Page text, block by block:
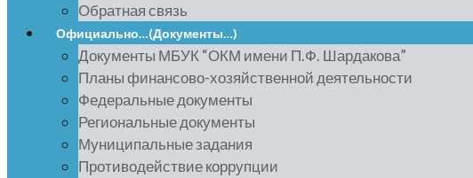
Обратная связь
Официально…(Документы…)
Документы МБУК “ОКМ имени П.Ф. Шардакова”
Планы финансово-хозяйственной деятельности
Федеральные документы
Региональные документы
Муниципальные задания
Противодействие коррупции